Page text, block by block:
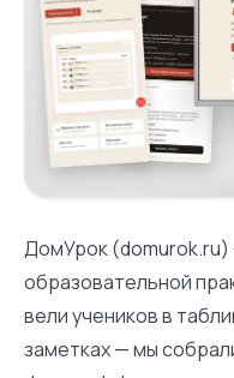
ДомУрок (domurok.ru)
образовательной
вели учеников в
заметках — мы